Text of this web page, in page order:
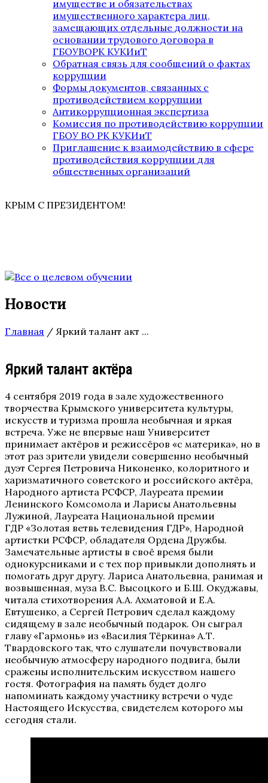
имуществе и обязательствах
имущественного характера лиц,
замещающих отдельные должности на
основании трудового договора в
ГБОУВОРК КУКИиТ
Обратная связь для сообщений о фактах
коррупции
Формы документов, связанных с
противодействием коррупции
Антикоррупционная экспертиза
Комиссия по противодействию коррупции
ГБОУ ВО РК КУКИиТ
Приглашение к взаимодействию в сфере
противодействия коррупции для
общественных организаций
КРЫМ С ПРЕЗИДЕНТОМ!
Новости
Главная / Яркий талант акт ...
Яркий талант актёра
4 сентября 2019 года в зале художественного
творчества Крымского университета культуры,
искусств и туризма прошла необычная и яркая
встреча. Уже не впервые наш Университет
принимает актёров и режиссёров «с материка», но в
этот раз зрители увидели совершенно необычный
дуэт Сергея Петровича Никоненко, колоритного и
харизматичного советского и российского актёра,
Народного артиста РСФСР, Лауреата премии
Ленинского Комсомола и Ларисы Анатольевны
Лужиной, Лауреата Национальной премии
ГДР «Золотая ветвь телевидения ГДР», Народной
артистки РСФСР, обладателя Ордена Дружбы.
Замечательные артисты в своё время были
однокурсниками и с тех пор привыкли дополнять и
помогать друг другу. Лариса Анатольевна, ранимая и
возвышенная, муза В.С. Высоцкого и Б.Ш. Окуджавы,
читала стихотворения А.А. Ахматовой и Е.А.
Евтушенко, а Сергей Петрович сделал каждому
сидящему в зале необычный подарок. Он сыграл
главу «Гармонь» из «Василия Тёркина» А.Т.
Твардовского так, что слушатели почувствовали
необычную атмосферу народного подвига, были
сражены исполнительским искусством нашего
гостя. Фотография на память будет долго
напоминать каждому участнику встречи о чуде
Настоящего Искусства, свидетелем которого мы
сегодня стали.